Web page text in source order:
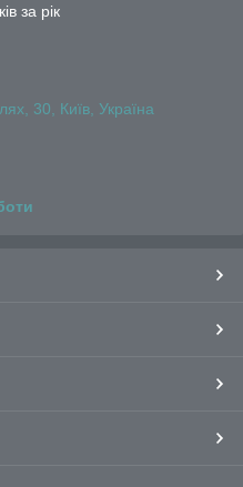
за рік
30, Київ, Україна